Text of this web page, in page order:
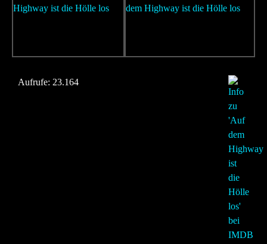
Aufrufe: 23.164